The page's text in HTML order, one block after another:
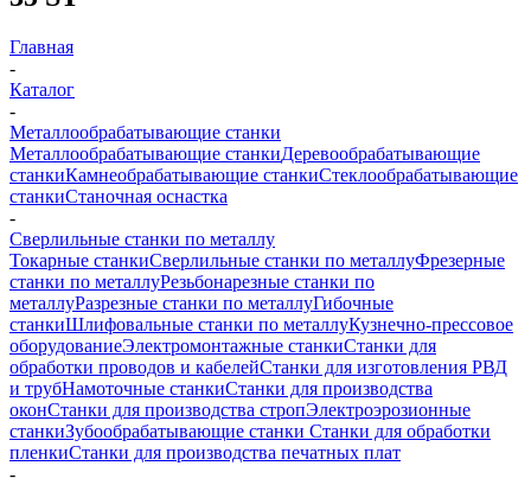
Главная
-
Каталог
-
Металлообрабатывающие станки
Металлообрабатывающие станкиДеревообрабатывающие
станкиКамнеобрабатывающие станкиСтеклообрабатывающие
станкиСтаночная оснастка
-
Сверлильные станки по металлу
Токарные станкиСверлильные станки по металлуФрезерные
станки по металлуРезьбонарезные станки по
металлуРазрезные станки по металлуГибочные
станкиШлифовальные станки по металлуКузнечно-прессовое
оборудованиеЭлектромонтажные станкиСтанки для
обработки проводов и кабелейСтанки для изготовления РВД
и трубНамоточные станкиСтанки для производства
оконСтанки для производства стропЭлектроэрозионные
станкиЗубообрабатывающие станки Станки для обработки
пленкиСтанки для производства печатных плат
-